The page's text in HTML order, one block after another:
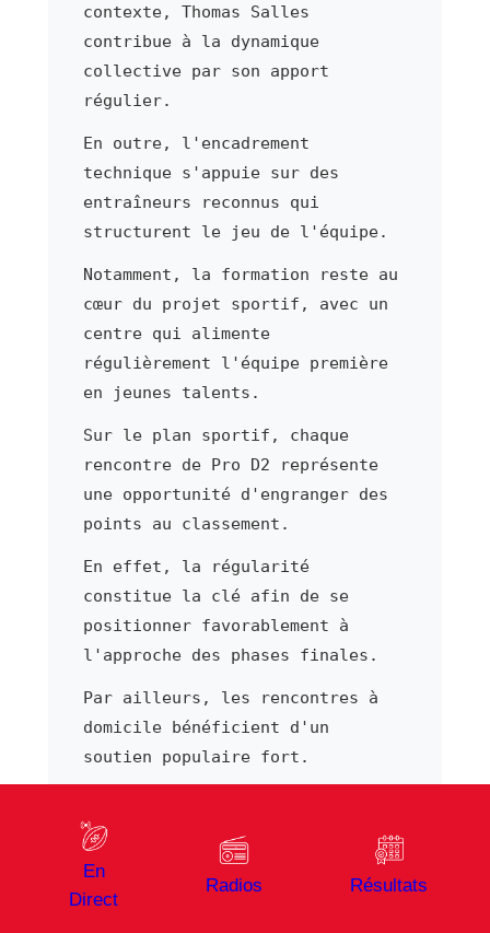
contexte, Thomas Salles
contribue à la dynamique
collective par son apport
régulier.
En outre, l'encadrement
technique s'appuie sur des
entraîneurs reconnus qui
structurent le jeu de l'équipe.
Notamment, la formation reste au
cœur du projet sportif, avec un
centre qui alimente
régulièrement l'équipe première
en jeunes talents.
Sur le plan sportif, chaque
rencontre de Pro D2 représente
une opportunité d'engranger des
points au classement.
En effet, la régularité
constitue la clé afin de se
positionner favorablement à
l'approche des phases finales.
Par ailleurs, les rencontres à
domicile bénéficient d'un
soutien populaire fort.
s'aborde avec l'ambition d'y
ramener des points, ce qui
distingue les cadors du
En
Direct
Radios Résultats